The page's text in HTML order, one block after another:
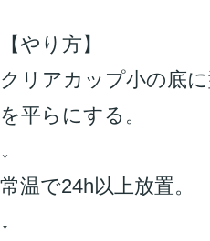
【やり方】
クリアカップ小の底
を平らにする。
↓
常温で24h以上放置。
↓